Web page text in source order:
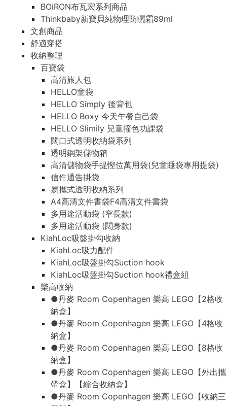
BOiRON布瓦宏系列商品
Thinkbaby新寶貝純物理防曬霜89ml
文創商品
舒適穿搭
收納整理
百寶袋
高清旅人包
HELLO童袋
HELLO Simply 後背包
HELLO Boxy 今天午餐自己袋
HELLO Slimily 兒童撞色功課袋
闊口式透明收納袋系列
透明鋼架儲物箱
高清儲物袋手提慳位萬用袋(兒童睡袋專用提袋)
信件通告掛袋
易攜式透明收納系列
A4高清文件書袋F4高清文件書袋
多用途活動袋 (窄長款)
多用途活動袋 (闊身款)
KiahLoc吸盤掛勾收納
KiahLoc吸力配件
KiahLoc吸盤掛勾Suction hook
KiahLoc吸盤掛勾Suction hook禮盒組
樂高收納
●丹麥 Room Copenhagen 樂高 LEGO【2格收
納盒】
●丹麥 Room Copenhagen 樂高 LEGO【4格收
納盒】
●丹麥 Room Copenhagen 樂高 LEGO【8格收
納盒】
●丹麥 Room Copenhagen 樂高 LEGO【外出攜
帶盒】【綜合收納盒】
●丹麥 Room Copenhagen 樂高 LEGO【收納三